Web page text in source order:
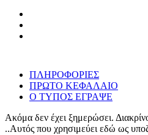
ΠΛΗΡΟΦΟΡΙΕΣ
ΠΡΩΤΟ ΚΕΦΑΛΑΙΟ
Ο ΤΥΠΟΣ ΕΓΡΑΨΕ
Ακόμα δεν έχει ξημερώσει.
Αυτός που χρησιμεύει εδώ ως